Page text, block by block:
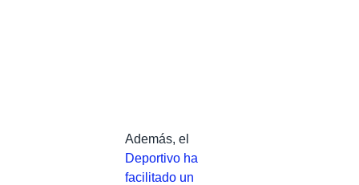
Además, el
Deportivo ha
facilitado un